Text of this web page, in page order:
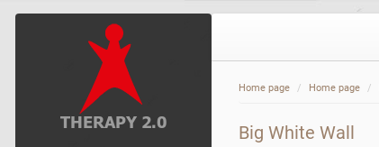
Home page Home page
Big White Wall